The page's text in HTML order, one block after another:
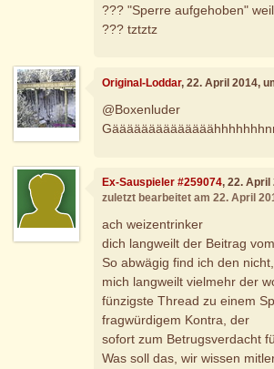
??? "Sperre aufgehoben"
??? tztztz
Original-Loddar, 22. April 2014,
@Boxenluder
Ex-Sauspieler #259074, 22. April
zuletzt bearbeitet am 22. April
ach weizentrinker
dich langweilt der Beitrag
So abwägig find ich den nicht,
mich langweilt vielmehr der
fünzigste Thread zu einem
fragwürdigem Kontra, der
sofort zum Betrugsverdacht
Was soll das, wir wissen